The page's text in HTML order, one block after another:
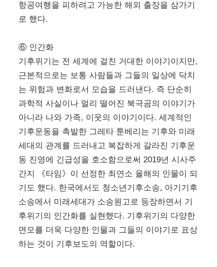
항공여행을 피하려고 가능한 해외 출장을 삼가기
로 했다.
⑥ 인간화
기후위기는 전 세계에 걸친 거대한 이야기이지만,
근본적으로는 보통 사람들과 그들의 일상에 닥치
는 위험과 변화로서 모습을 드러낸다. 즉 단순히
과학적 사실이나 멀리 떨어진 북극곰의 이야기가
아니라 나와 가족, 이웃의 이야기이다. 세계적인
기후운동을 촉발한 그레타 툰베리는 기후와 미래
세대의 관계를 드러내고 복잡하게 갈라진 기후운
동 진영에 긴급성을 호소함으로써 2019년 시사주
간지 《타임》이 선정한 최연소 올해의 인물이 되
기도 했다. 한국에서도 청소년기후소송, 아기기후
소송에서 미래세대가 소송원고로 등장하면서 기
후위기의 인간화를 실현했다. 기후위기의 다양한
면모를 더욱 다양한 인물과 그들의 이야기로 표상
하는 것이 기후보도의 역할이다.